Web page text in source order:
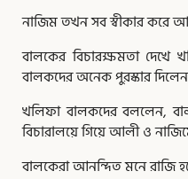
নাজিম তখন সব স্বীকার করে
বালকের বিচারক্ষমতা দেখে
বালকদের অনেক পুরস্কার
খলিফা বালকদের বললেন,
বিচারালয়ে গিয়ে আলী ও
বালকেরা আনন্দিত মনে রাজি